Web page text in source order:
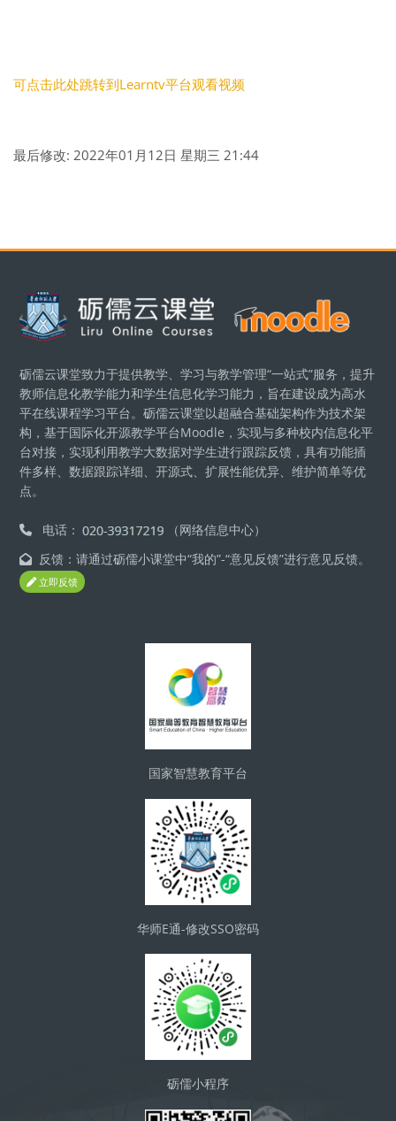
可点击此处跳转到Learntv平台观看视频
最后修改: 2022年01月12日 星期三 21:44
版块
砺儒云课堂致力于提供教学、学习与教学管理“一站式”服务，提升
教师信息化教学能力和学生信息化学习能力，旨在建设成为高水
平在线课程学习平台。砺儒云课堂以超融合基础架构作为技术架
构，基于国际化开源教学平台Moodle，实现与多种校内信息化平
台对接，实现利用教学大数据对学生进行跟踪反馈，具有功能插
件多样、数据跟踪详细、开源式、扩展性能优异、维护简单等优
点。
电话：
（网络信息中心）
反馈：请通过砺儒小课堂中“我的”-“意见反馈”进行意见反馈。
立即反馈
国家智慧教育平台
华师E通-修改SSO密码
砺儒小程序